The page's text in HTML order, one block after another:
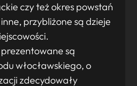
czy też okres powstań
przybliżone są dzieje
są
włocławskiego, o
zdecydowały